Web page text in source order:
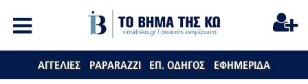
ΑΓΓΕΛΙΕΣ PAPARAZZI ΕΠ. ΟΔΗΓΟΣ ΕΦΗΜΕΡΙΔΑ